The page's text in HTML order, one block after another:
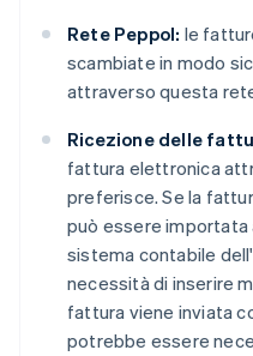
Rete Peppol: le
scambiate in modo
attraverso questa
Ricezione delle
fattura elettronica
preferisce. Se la
può essere
sistema contabile
necessità di inserire
fattura viene inviata
potrebbe essere